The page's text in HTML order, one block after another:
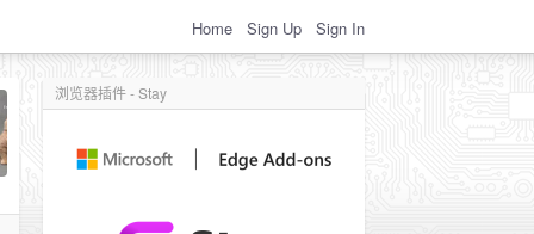
Home Sign Up Sign In
浏览器插件 - Stay